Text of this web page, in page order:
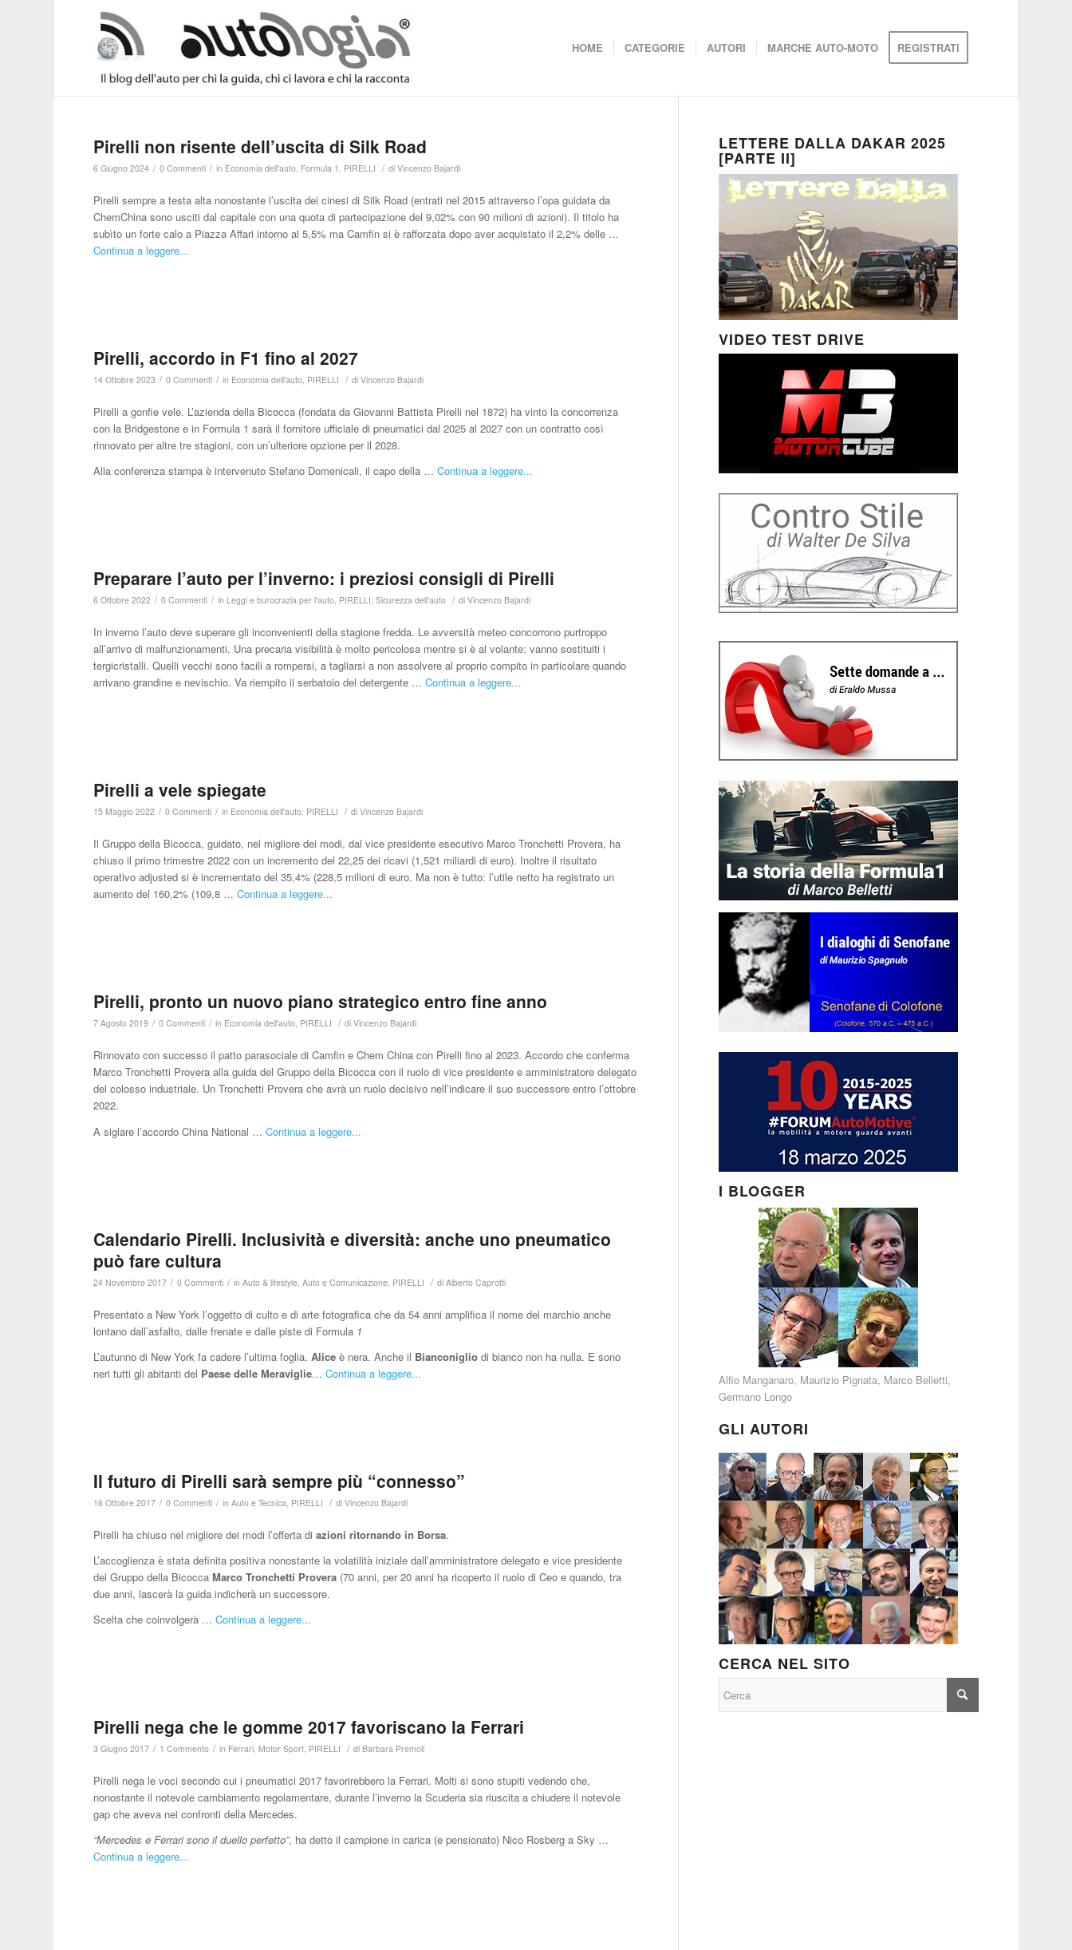
HOME CATEGORIE AUTORI MARCHE AUTO-MOTO REGISTRATI
Pirelli non risente dell’uscita di Silk Road
6 Giugno 2024 / 0 Commenti / in Economia dell'auto, Formula 1 , PIRELLI / diVincenzo Bajardi
Pirelli sempre a testa alta nonostante l’uscita dei cinesi di Silk Road (entrati nel 2015 attraverso l’opa guidata da
ChemChina sono usciti dal capitale con una quota di partecipazione del 9,02% con 90 milioni di azioni). Il titolo ha
subìto un forte calo a Piazza Affari intorno al 5,5% ma Camfin si è rafforzata dopo aver acquistato il 2,2% delle …
Continua a leggere...
Pirelli, accordo in F1 fino al 2027
14 Ottobre 2023 / 0 Commenti / in Economia dell'auto, PIRELLI / diVincenzo Bajardi
Pirelli a gonfie vele. L’azienda della Bicocca (fondata da Giovanni Battista Pirelli nel 1872) ha vinto la concorrenza
con la Bridgestone e in Formula 1 sarà il fornitore ufficiale di pneumatici dal 2025 al 2027 con un contratto così
rinnovato per altre tre stagioni, con un’ulteriore opzione per il 2028.
Alla conferenza stampa è intervenuto Stefano Domenicali, il capo della …Continua a leggere...
Preparare l’auto per l’inverno: i preziosi consigli di Pirelli
6 Ottobre 2022 / 0 Commenti / in Leggi e burocrazia per l'auto, PIRELLI,Sicurezza dell'auto / diVincenzo Bajardi
In inverno l’auto deve superare gli inconvenienti della stagione fredda. Le avversità meteo concorrono purtroppo
all’arrivo di malfunzionamenti. Una precaria visibilità è molto pericolosa mentre si è al volante: vanno sostituiti i
tergicristalli. Quelli vecchi sono facili a rompersi, a tagliarsi a non assolvere al proprio compito in particolare quando
arrivano grandine e nevischio. Va riempito il serbatoio del detergente …Continua a leggere...
Pirelli a vele spiegate
15 Maggio 2022 / 0 Commenti / in Economia dell'auto, PIRELLI / diVincenzo Bajardi
Il Gruppo della Bicocca, guidato, nel migliore dei modi, dal vice presidente esecutivo Marco Tronchetti Provera, ha
chiuso il primo trimestre 2022 con un incremento del 22,25 dei ricavi (1,521 miliardi di euro). Inoltre il risultato
operativo adjusted si è incrementato del 35,4% (228,5 milioni di euro. Ma non è tutto: l’utile netto ha registrato un
aumento del 160,2% (109,8 …Continua a leggere...
Pirelli, pronto un nuovo piano strategico entro fine anno
7 Agosto 2019 / 0 Commenti / in Economia dell'auto, PIRELLI / diVincenzo Bajardi
Rinnovato con successo il patto parasociale di Camfin e Chem China con Pirelli fino al 2023. Accordo che conferma
Marco Tronchetti Provera alla guida del Gruppo della Bicocca con il ruolo di vice presidente e amministratore delegato
del colosso industriale. Un Tronchetti Provera che avrà un ruolo decisivo nell’indicare il suo successore entro l’ottobre
2022.
A siglare l’accordo China National …Continua a leggere...
Calendario Pirelli. Inclusività e diversità: anche uno pneumatico
può fare cultura
24 Novembre 2017 / 0 Commenti / inAuto & lifestyle ,Auto e Comunicazione PIRELLI / diAlberto Caprotti
Presentato a New York l’oggetto di culto e di arte fotografica che da 54 anni amplifica il nome del marchio anche
lontano dall’asfalto, dalle frenate e dalle piste di Formula 1
L’autunno di New York fa cadere l’ultima foglia.Aliceè nera. Anche il Bianconigliodi bianco non ha nulla. E sono
neri tutti gli abitanti del Paese delle Meraviglie…Continua a leggere...
Il futuro di Pirelli sarà sempre più “connesso”
16 Ottobre 2017 / 0 Commenti / inAuto e Tecnica PIRELLI / diVincenzo Bajardi
Pirelli ha chiuso nel migliore dei modi l’offerta diazioni ritornando in Borsa.
L’accoglienza è stata definita positiva nonostante la volatilità iniziale dall’amministratore delegato e vice presidente
del Gruppo della BicoccaMarco Tronchetti Provera (70 anni, per 20 anni ha ricoperto il ruolo di Ceo e quando, tra
due anni, lascerà la guida indicherà un successore.
Scelta che coinvolgerà …Continua a leggere...
Pirelli nega che le gomme 2017 favoriscano la Ferrari
3 Giugno 2017 / 1 Commento / in Ferrari ,Motor Sport PIRELLI / di Barbara Premoli
Pirelli nega le voci secondo cui i pneumatici 2017 favorirebbero la Ferrari. Molti si sono stupiti vedendo che,
nonostante il notevole cambiamento regolamentare, durante l’inverno la Scuderia sia riuscita a chiudere il notevole
gap che aveva nei confronti della Mercedes.
“Mercedes e Ferrari sono il duello perfetto”, ha detto il campione in carica (e pensionato) Nico Rosberg a Sky …
Continua a leggere...
LETTERE DALLA DAKAR 2025
[PARTE II]
VIDEO TEST DRIVE
I BLOGGER
Alfio Manganaro, Maurizio Pignata, Marco Belletti,
Germano Longo
GLI AUTORI
CERCA NEL SITO